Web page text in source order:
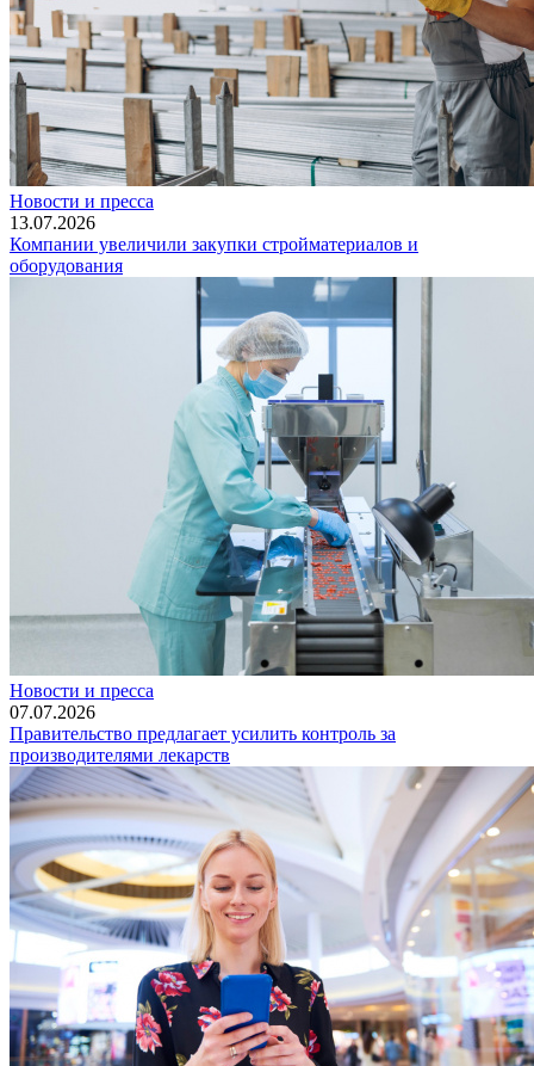
Новости и пресса
13.07.2026
Компании увеличили закупки стройматериалов и
оборудования
Новости и пресса
07.07.2026
Правительство предлагает усилить контроль за
производителями лекарств